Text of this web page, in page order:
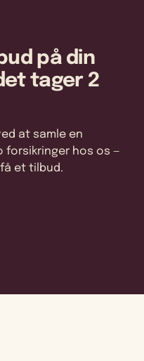
på din
tager 2
at samle en
forsikringer hos os —
et tilbud.